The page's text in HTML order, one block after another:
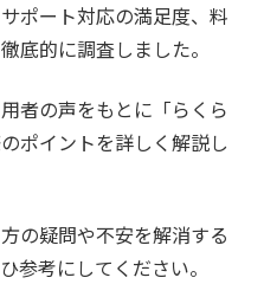
ポート対応の満足度、料
底的に調査しました。
者の声をもとに「らくら
ポイントを詳しく解説し
の疑問や不安を解消する
参考にしてください。